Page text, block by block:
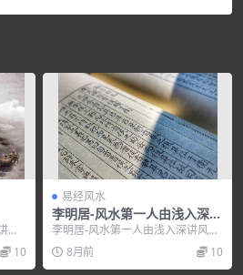
座
10
易经风水
李明居-风水第一人由浅入深讲
风水李明居全集打包下载
李明居-风水第一人由浅入深讲风水
李明居全集打包下载，培训讲座视
频，培训课程视频教...
8月前 10